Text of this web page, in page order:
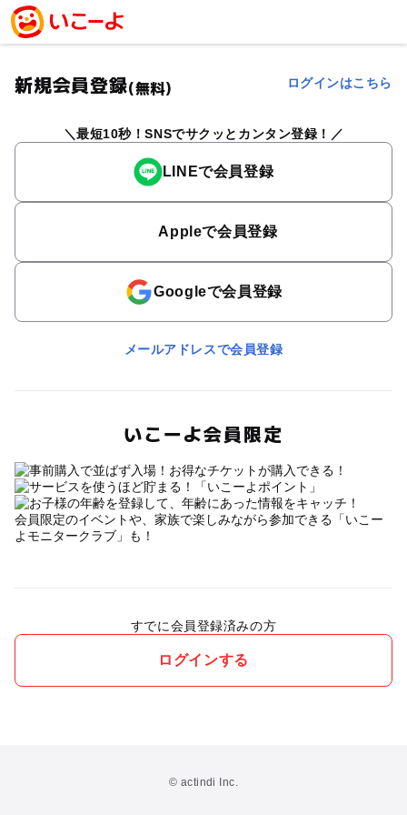
新規会員登録(無料) ログインはこちら
最短10秒！SNSでサクッとカンタン登録！
LINEで会員登録
Appleで会員登録
Googleで会員登録
メールアドレスで会員登録
いこーよ会員限定
会員限定のイベントや、家族で楽しみながら参加できる「いこー
よモニタークラブ」も！
すでに会員登録済みの方
ログインする
© actindi Inc.